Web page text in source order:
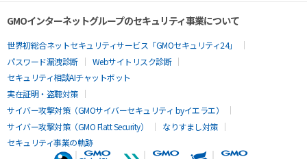
GMOインターネットグループのセキュリティ事業について
世界初総合ネットセキュリティサービス「GMOセキュリティ24」
パスワード漏洩診断
Webサイトリスク診断
セキュリティ相談AIチャットボット
実在証明・盗聴対策
サイバー攻撃対策（GMOサイバーセキュリティ byイエラエ）
サイバー攻撃対策（GMO Flatt Security）
なりすまし対策
セキュリティ事業の軌跡